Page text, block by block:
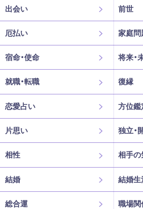
出会い 前世
厄払い 家庭問
宿命・使命 将来・
就職・転職 復縁
恋愛占い 方位鑑
片思い 独立・
相性 相手
結婚 結婚生
総合運 職場関